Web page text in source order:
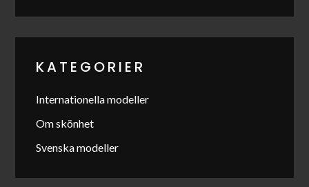
KATEGORIER
Internationella modeller
Om skönhet
Svenska modeller